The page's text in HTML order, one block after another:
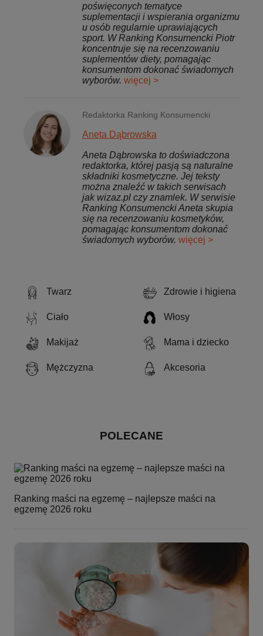
Twarz Zdrowie i higiena
Ciało Włosy
Makijaż Mama i dziecko
Mężczyzna Akcesoria
POLECANE
Ranking maści na egzemę – najlepsze maści na
egzemę 2026 roku
poświęconych tematyce
suplementacji i wspierania organizmu
u osób regularnie uprawiających
sport. W Ranking Konsumencki Piotr
koncentruje się na recenzowaniu
suplementów diety, pomagając
konsumentom dokonać świadomych
wyborów. więcej >
Redaktorka Ranking Konsumencki
Aneta Dąbrowska
Aneta Dąbrowska to doświadczona
redaktorka, której pasją są naturalne
składniki kosmetyczne. Jej teksty
można znaleźć w takich serwisach
jak wizaz.pl czy znamlek. W serwisie
Ranking Konsumencki Aneta skupia
się na recenzowaniu kosmetyków,
pomagając konsumentom dokonać
świadomych wyborów. więcej >